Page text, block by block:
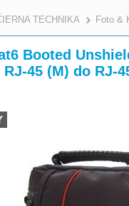
TECHNIKA Foto &
Booted
RJ-45 (M) do RJ-